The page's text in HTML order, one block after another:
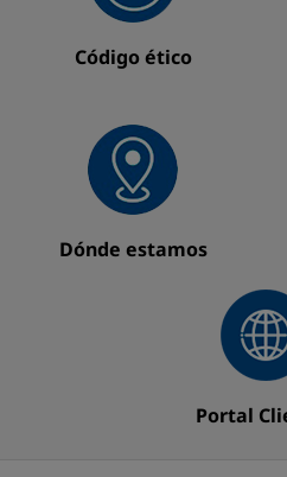
Código ético
Dónde estamos
Portal